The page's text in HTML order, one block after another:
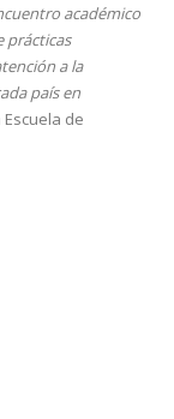
académico
prácticas
a la
país en
de